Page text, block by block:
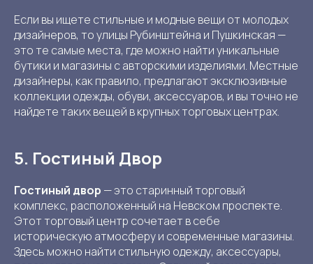
Если вы ищете стильные и модные вещи от молодых
дизайнеров, то улицы Рубинштейна и Пушкинская —
это те самые места, где можно найти уникальные
бутики и магазины с авторскими изделиями. Местные
дизайнеры, как правило, предлагают эксклюзивные
коллекции одежды, обуви, аксессуаров, и вы точно не
найдете таких вещей в крупных торговых центрах.
5. Гостиный Двор
Гостиный двор — это старинный торговый
комплекс, расположенный на Невском проспекте.
Этот торговый центр сочетает в себе
историческую атмосферу и современные магазины.
Здесь можно найти стильную одежду, аксессуары,